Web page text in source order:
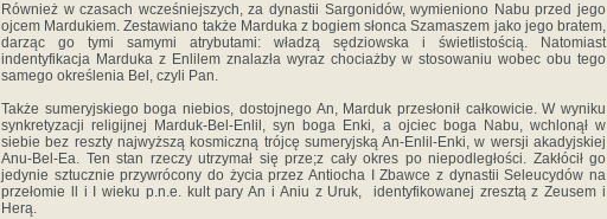
Również w czasach wcześniejszych, za dynastii Sargonidów, wymieniono Nabu przed jego
ojcem Mardukiem. Zestawiano także Marduka z bogiem słonca Szamaszem jako jego bratem,
darząc go tymi samymi atrybutami: władzą sędziowska i świetlistością. Natomiast
indentyfikacja Marduka z Enlilem znalazła wyraz chociażby w stosowaniu wobec obu tego
samego określenia Bel, czyli Pan.
Także sumeryjskiego boga niebios, dostojnego An, Marduk przesłonił całkowicie. W wyniku
synkretyzacji religijnej Marduk-Bel-Enlil, syn boga Enki, a ojciec boga Nabu, wchlonął w
siebie bez reszty najwyższą kosmiczną trójcę sumeryjską An-Enlil-Enki, w wersji akadyjskiej
Anu-Bel-Ea. Ten stan rzeczy utrzymał się prze;z cały okres po niepodległości. Zakłócił go
jedynie sztucznie przywrócony do życia przez Antiocha I Zbawce z dynastii Seleucydów na
przełomie ll i I wieku p.n.e. kult pary An i Aniu z Uruk, identyfikowanej zresztą z Zeusem i
Herą.